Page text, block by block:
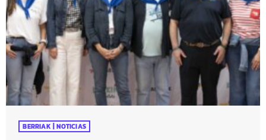
BERRIAK | NOTICIAS